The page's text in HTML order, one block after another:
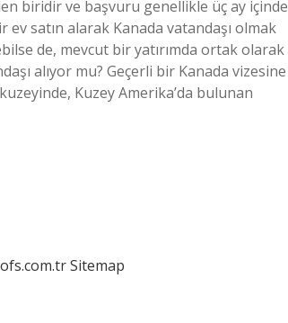
biridir ve başvuru genellikle üç ay içinde
ev satın alarak Kanada vatandaşı olmak
de, mevcut bir yatırımda ortak olarak
alıyor mu? Geçerli bir Kanada vizesine
Kuzey Amerika’da bulunan
Sitemap